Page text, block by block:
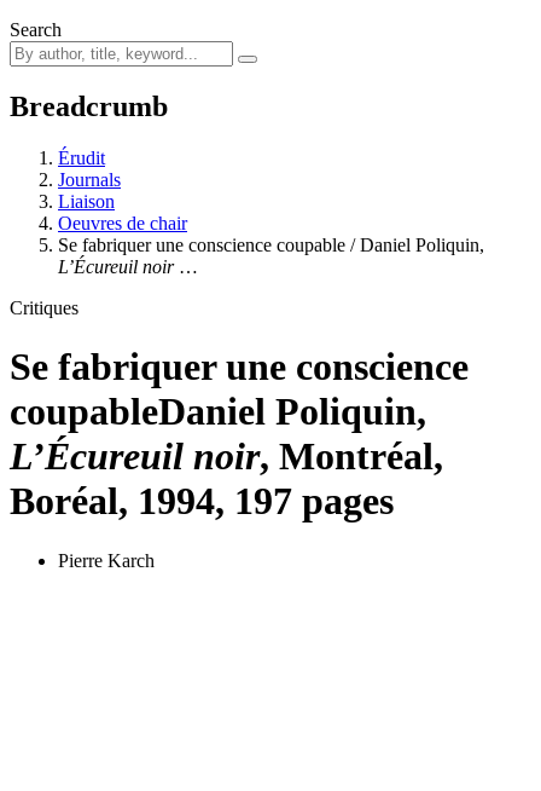
Search
Breadcrumb
Érudit
Journals
Liaison
Oeuvres de chair
Se fabriquer une conscience coupable / Daniel Poliquin,
L’Écureuil noir…
Critiques
Se fabriquer une conscience
coupableDaniel Poliquin,
L’Écureuil noir, Montréal,
Boréal, 1994, 197 pages
Pierre Karch